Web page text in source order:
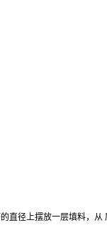
直径上摆放一层填料，从